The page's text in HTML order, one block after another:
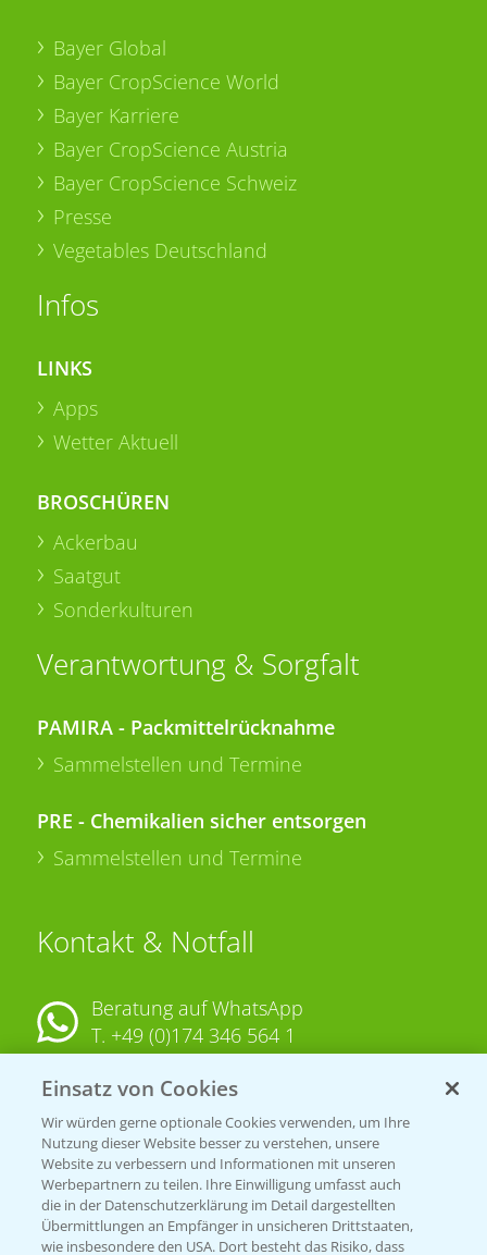
Bayer Global
Bayer CropScience World
Bayer Karriere
Bayer CropScience Austria
Bayer CropScience Schweiz
Presse
Vegetables Deutschland
Infos
LINKS
Apps
Wetter Aktuell
BROSCHÜREN
Ackerbau
Saatgut
Sonderkulturen
Verantwortung & Sorgfalt
PAMIRA - Packmittelrücknahme
Sammelstellen und Termine
PRE - Chemikalien sicher entsorgen
Sammelstellen und Termine
Kontakt & Notfall
Beratung auf WhatsApp
T. +49 (0)174 346 564 1
KONTAKT
Hilfe in Notfällen
T.+49 (0)214/30-20220
Einsatz von Cookies
Wir würden gerne optionale Cookies verwenden, um Ihre
Nutzung dieser Website besser zu verstehen, unsere
Website zu verbessern und Informationen mit unseren
Werbepartnern zu teilen. Ihre Einwilligung umfasst auch
die in der Datenschutzerklärung im Detail dargestellten
Übermittlungen an Empfänger in unsicheren Drittstaaten,
wie insbesondere den USA. Dort besteht das Risiko, dass